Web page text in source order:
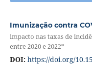
Imunização contra
impacto nas taxas de
entre 2020 e 2022*
DOI: https://doi.org/